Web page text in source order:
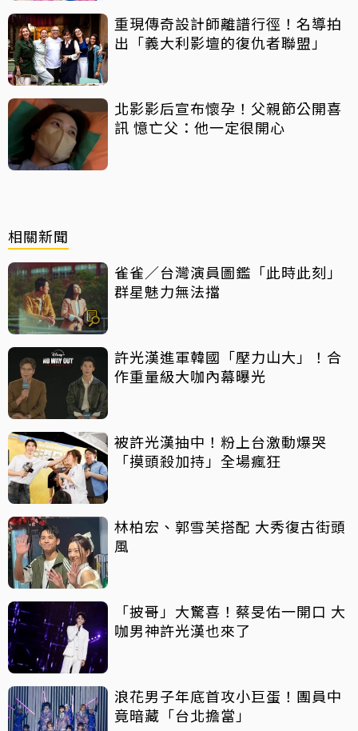
重現傳奇設計師離譜行徑！名導拍
出「義大利影壇的復仇者聯盟」
北影影后宣布懷孕！父親節公開喜
訊 憶亡父：他一定很開心
相關新聞
雀雀／台灣演員圖鑑「此時此刻」
群星魅力無法擋
許光漢進軍韓國「壓力山大」！合
作重量級大咖內幕曝光
被許光漢抽中！粉上台激動爆哭
「摸頭殺加持」全場瘋狂
林柏宏、郭雪芙搭配 大秀復古街頭
風
「披哥」大驚喜！蔡旻佑一開口 大
咖男神許光漢也來了
浪花男子年底首攻小巨蛋！團員中
竟暗藏「台北擔當」